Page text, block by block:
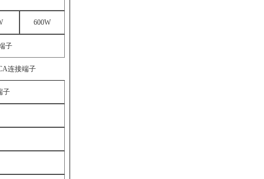
600W
子
连接端子
子